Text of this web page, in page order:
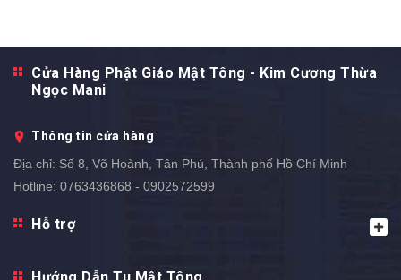
Cửa Hàng Phật Giáo Mật Tông - Kim Cương Thừa
Ngọc Mani
Thông tin cửa hàng
Địa chỉ: Số 8, Võ Hoành, Tân Phú, Thành phố Hồ Chí Minh
Hotline: 0763436868 - 0902572599
Hỗ trợ